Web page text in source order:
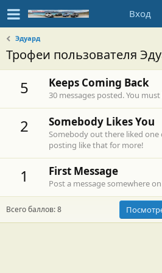
Вход
Эдуард
Трофеи пользователя
5 Keeps Coming Back
30 messages posted. You
2 Somebody Likes You
Somebody out there liked one
posting like that for more!
1 First Message
Post a message somewhere
Всего баллов: 8